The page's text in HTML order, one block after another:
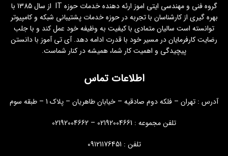
گروه فنی و مهندسی ایتی اموز ارئه دهنده خدمات حوزه IT از سال 1385 با
بهره گیری از کارشناسان با تجربه در حوزه خدمات پشتیبانی شبکه و کامپیوتر
توانسته است سالیان متمادی با کیفیت به وظیفه خود عمل کند و با جلب
رضایت کارفرمایان در مسیر خود با قدرت ادامه دهد. آی تی آموز با دانستن
پیچیدگی و اهمیت کار شما، همیشه در کنار شماست.
اطلاعات تماس
آدرس : تهران – فلکه دوم صادقیه – خیابان طاهریان – پلاک 1 – طبقه سوم
تلفن مجموعه : 02192004661 – 02192004662
تلفن : 09121176451